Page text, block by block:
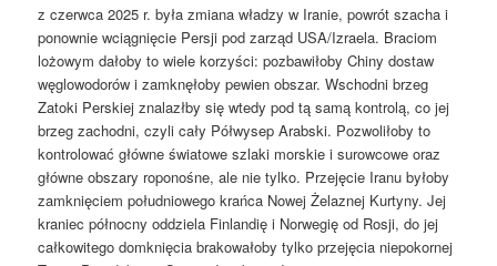
z czerwca 2025 r. była zmiana władzy w Iranie, powrót szacha i
ponownie wciągnięcie Persji pod zarząd USA/Izraela. Braciom
lożowym dałoby to wiele korzyści: pozbawiłoby Chiny dostaw
węglowodorów i zamknęłoby pewien obszar. Wschodni brzeg
Zatoki Perskiej znalazłby się wtedy pod tą samą kontrolą, co jej
brzeg zachodni, czyli cały Półwysep Arabski. Pozwoliłoby to
kontrolować główne światowe szlaki morskie i surowcowe oraz
główne obszary roponośne, ale nie tylko. Przejęcie Iranu byłoby
zamknięciem południowego krańca Nowej Żelaznej Kurtyny. Jej
kraniec północny oddziela Finlandię i Norwegię od Rosji, do jej
całkowitego domknięcia brakowałoby tylko przejęcia niepokornej